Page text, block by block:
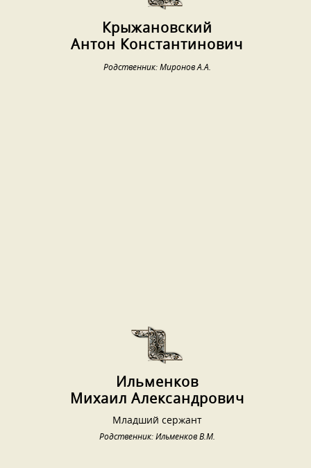
Крыжановский
Антон Константинович
Родственник: Миронов А.А.
Ильменков
Михаил Александрович
Младший сержант
Родственник: Ильменков В.М.